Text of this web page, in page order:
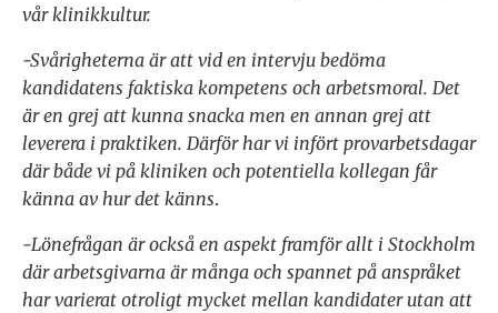
vår klinikkultur.
-Svårigheterna är att vid en intervju bedöma
kandidatens faktiska kompetens och arbetsmoral. Det
är en grej att kunna snacka men en annan grej att
leverera i praktiken. Därför har vi infört provarbetsdagar
där både vi på kliniken och potentiella kollegan får
känna av hur det känns.
-Lönefrågan är också en aspekt framför allt i Stockholm
där arbetsgivarna är många och spannet på anspråket
har varierat otroligt mycket mellan kandidater utan att